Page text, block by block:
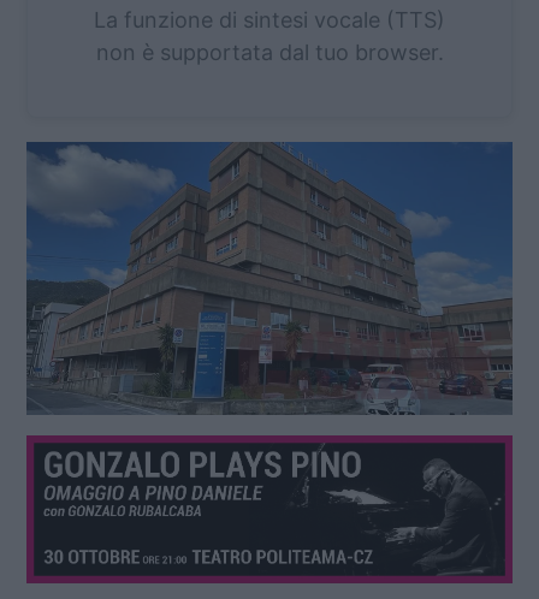
La funzione di sintesi vocale (TTS)
non è supportata dal tuo browser.